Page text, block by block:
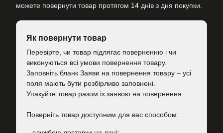
можете повернути товар протягом 14 днів з дня покупки.
Як повернути товар
Перевірте, чи товар підлягає поверненню і чи
виконуються всі умови повернення товару.
Заповніть бланк Заяви на повернення товару – усі
поля мають бути розбірливо заповнені.
Упакуйте товар разом із заявою на повернення.
Поверніть товар доступним для вас способом: